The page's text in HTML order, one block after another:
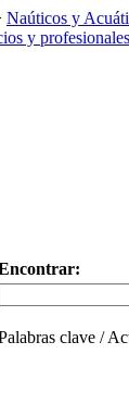
Naúticos y
clave /